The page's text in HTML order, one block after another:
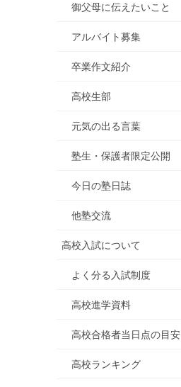
御父母に伝えたいこと
アルバイト募集
卒業作文紹介
高校生部
元気の出る言葉
塾生・保護者限定公開
今日の塾日誌
他塾交流
高校入試について
よく分る入試制度
高校進学資料
高校合格者当日点の目安
高校ランキング